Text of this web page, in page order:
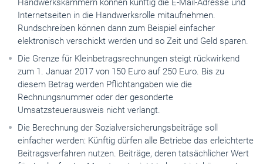
Handwerkskammern können künftig die E-Mail-Adresse und
Internetseiten in die Handwerksrolle mitaufnehmen.
Rundschreiben können dann zum Beispiel einfacher
elektronisch verschickt werden und so Zeit und Geld sparen.
Die Grenze für Kleinbetragsrechnungen steigt rückwirkend
zum 1. Januar 2017 von 150 Euro auf 250 Euro. Bis zu
diesem Betrag werden Pflichtangaben wie die
Rechnungsnummer oder der gesonderte
Umsatzsteuerausweis nicht verlangt.
Die Berechnung der Sozialversicherungsbeiträge soll
einfacher werden: Künftig dürfen alle Betriebe das erleichterte
Beitragsverfahren nutzen. Beiträge, deren tatsächlicher Wert